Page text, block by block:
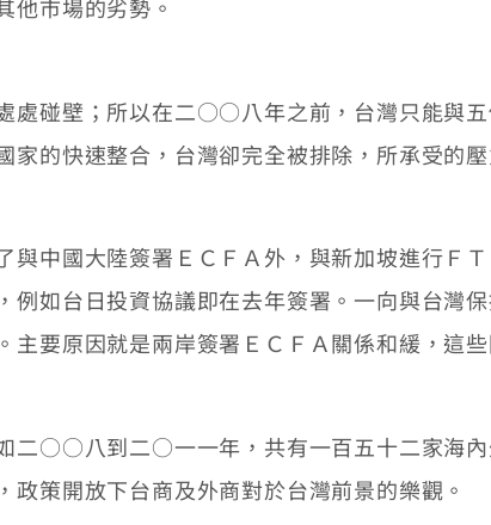
他市場的劣勢。
碰壁；所以在二○○八年之前，台灣只能與五
的快速整合，台灣卻完全被排除，所承受的壓
國大陸簽署ＥＣＦＡ外，與新加坡進行ＦＴ
如台日投資協議即在去年簽署。一向與台灣
要原因就是兩岸簽署ＥＣＦＡ關係和緩，這
○○八到二○一一年，共有一百五十二家海內
策開放下台商及外商對於台灣前景的樂觀。